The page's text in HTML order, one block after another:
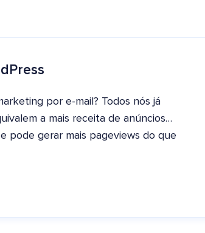
por e-mail? Todos nós já
a mais receita de anúncios…
pode gerar mais pageviews do que